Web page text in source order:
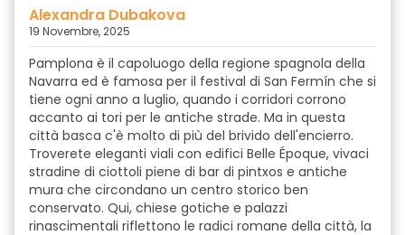
Alexandra Dubakova
19 Novembre, 2025
Pamplona è il capoluogo della regione spagnola della
Navarra ed è famosa per il festival di San Fermín che si
tiene ogni anno a luglio, quando i corridori corrono
accanto ai tori per le antiche strade. Ma in questa
città basca c'è molto di più del brivido dell'encierro.
Troverete eleganti viali con edifici Belle Époque, vivaci
stradine di ciottoli piene di bar di pintxos e antiche
mura che circondano un centro storico ben
conservato. Qui, chiese gotiche e palazzi
rinascimentali riflettono le radici romane della città, la